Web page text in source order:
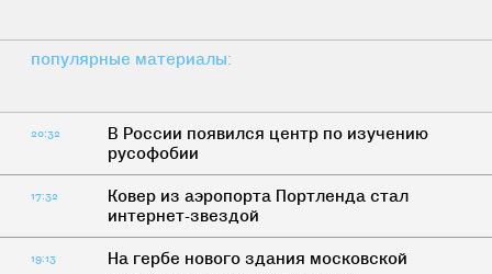
популярные материалы:
20:32
В России появился центр по изучению
русофобии
17:32
Ковер из аэропорта Портленда стал
интернет-звездой
19:13
На гербе нового здания московской